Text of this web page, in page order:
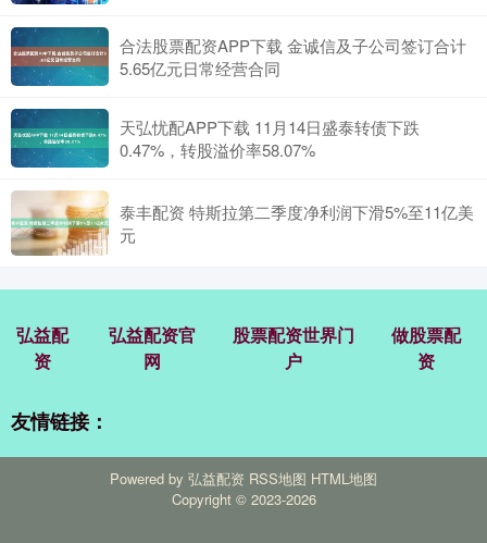
合法股票配资APP下载 金诚信及子公司签订合计
5.65亿元日常经营合同
天弘忧配APP下载 11月14日盛泰转债下跌
0.47%，转股溢价率58.07%
泰丰配资 特斯拉第二季度净利润下滑5%至11亿美
元
弘益配
资
弘益配资官
网
股票配资世界门
户
做股票配
资
友情链接：
Powered by 弘益配资 RSS地图 HTML地图
Copyright © 2023-2026